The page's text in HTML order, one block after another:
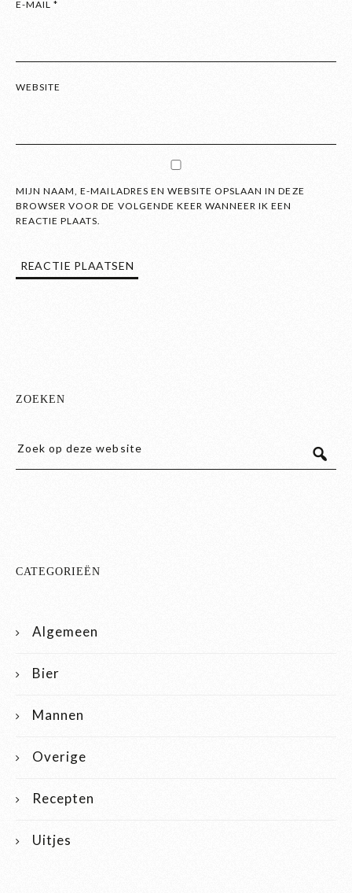
E-MAIL*
WEBSITE
MIJN NAAM, E-MAILADRES EN WEBSITE OPSLAAN IN DEZE
BROWSER VOOR DE VOLGENDE KEER WANNEER IK EEN
REACTIE PLAATS.
ZOEKEN
CATEGORIEËN
Algemeen
Bier
Mannen
Overige
Recepten
Uitjes